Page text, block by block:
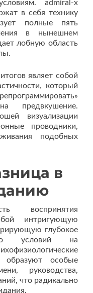
admiral-x
в себя технику
полные пять
в нынешнем
лобную область
являет собой
который
предвкушение.
визуализации
проводники,
подобных
в
воспринятия
интригующую
глубокое
условий на
образуют особые
руководства,
что радикально